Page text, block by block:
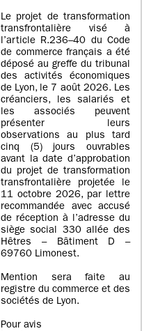
Le projet de transformation
transfrontalière visé à
l’article R.236–40 du Code
de commerce français a été
déposé au greffe du tribunal
des activités économiques
de Lyon, le 7 août 2026. Les
créanciers, les salariés et
les associés peuvent
présenter leurs
observations au plus tard
cinq (5) jours ouvrables
avant la date d’approbation
du projet de transformation
transfrontalière projetée le
11 octobre 2026, par lettre
recommandée avec accusé
de réception à l’adresse du
siège social 330 allée des
Hêtres – Bâtiment D –
69760 Limonest.
Mention sera faite au
registre du commerce et des
sociétés de Lyon.
Pour avis